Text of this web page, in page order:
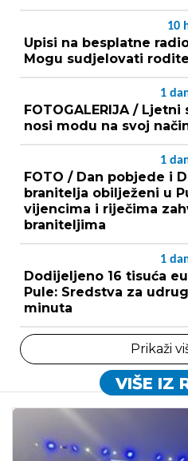
10
Upisi na besplatne
Mogu sudjelovati
1
FOTOGALERIJA /
nosi modu na svoj
1
FOTO / Dan pobjede i
branitelja obilježeni u
vijencima i riječima
braniteljima
1
Dodijeljeno 16 tisuća
Pule: Sredstva za
minuta
Prikaži
VIŠE IZ